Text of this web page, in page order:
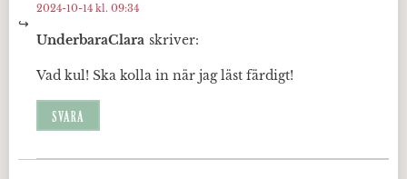
UnderbaraClara skriver:
2024-10-14 kl. 09:34
Vad kul! Ska kolla in när jag läst färdigt!
SVARA